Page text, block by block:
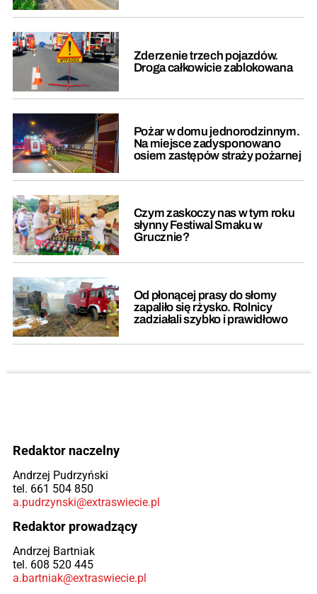
Zderzenie trzech pojazdów.
Droga całkowicie zablokowana
Pożar w domu jednorodzinnym.
Na miejsce zadysponowano
osiem zastępów straży pożarnej
Czym zaskoczy nas w tym roku
słynny Festiwal Smaku w
Grucznie?
Od płonącej prasy do słomy
zapaliło się rżysko. Rolnicy
zadziałali szybko i prawidłowo
Redaktor naczelny
Andrzej Pudrzyński
tel. 661 504 850
a.pudrzynski@extraswiecie.pl
Redaktor prowadzący
Andrzej Bartniak
tel. 608 520 445
a.bartniak@extraswiecie.pl